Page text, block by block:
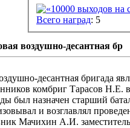
Всего наград: 5
воздушно-десантная бр
десантная бригада
комбриг Тарасов Н.Е.
был назначен старший
и возглавлял
Мачихин А.И.